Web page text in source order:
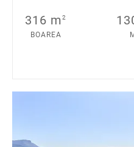
316 m2
BOAREA